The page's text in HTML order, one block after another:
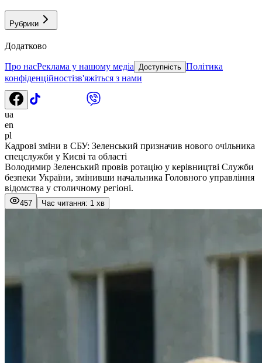
Рубрики
Додатково
Про насРеклама у нашому медіа Доступність Політика
конфіденційностізв'яжіться з нами
ua
en
pl
Кадрові зміни в СБУ: Зеленський призначив нового очільника
спецслужби у Києві та області
Володимир Зеленський провів ротацію у керівництві Служби
безпеки України, змінивши начальника Головного управління
відомства у столичному регіоні.
457 Час читання: 1 хв